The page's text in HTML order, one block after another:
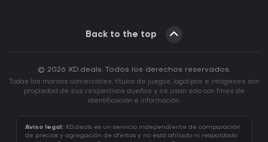
Back to the top
© 2026 XD.deals. Todos los derechos reservados.
Todas las marcas comerciales, títulos de juegos, logotipos e imágenes son
propiedad de sus respectivos dueños y se usan solo con fines de
identificación e información.
Aviso legal: XD.deals es un servicio independiente de comparación
de precios y agregación de ofertas y no está afiliado ni respaldado